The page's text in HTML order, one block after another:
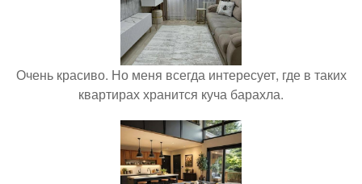
Очень красиво. Но меня всегда интересует, где в таких
квартирах хранится куча барахла.